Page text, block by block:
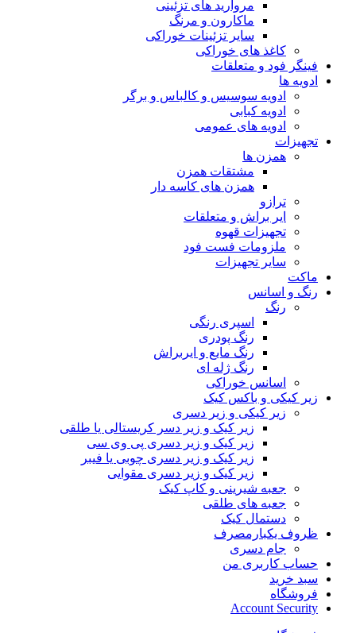
مروارید های تزئینی
ماکارون و مرنگ
سایر تزئینات خوراکی
کاغذ های خوراکی
فینگر فود و متعلقات
ادویه ها
ادویه سوسیس و کالباس و برگر
ادویه کبابی
ادویه های عمومی
تجهیزات
همزن ها
مشتقات همزن
همزن های کاسه دار
ترازو
ایر براش و متعلقات
تجهیزات قهوه
ملزومات فست فود
سایر تجهیزات
ماکت
رنگ و اسانس
رنگ
اسپری رنگی
رنگ پودری
رنگ مایع و ایربراش
رنگ ژله ای
اسانس خوراکی
زیر کیکی و باکس کیک
زیر کیکی و زیر دسری
زیر کیک و زیر دسر کریستالی یا طلقی
زیر کیک و زیر دسری پی وی سی
زیر کیک و زیر دسری چوبی یا فیبر
زیر کیک و زیر دسری مقوایی
جعبه شیرینی و کاپ کیک
جعبه های طلقی
دستمال کیک
ظروف یکبارمصرف
جام دسری
حساب کاربری من
سبد خرید
فروشگاه
Account Security